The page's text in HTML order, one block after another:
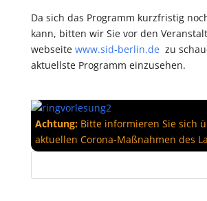
Da sich das Programm kurzfristig
kann, bitten wir Sie vor den
webseite www.sid-berlin.dezu
aktuellste Programm einzusehen.
Achtung:Bitte informieren Sie sich
aktuellen Corona-Maßnahmen des